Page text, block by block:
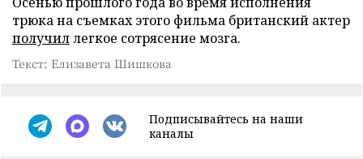
трюка на съемках этого фильма британский актер
получиллегкое сотрясение мозга.
Текст: Елизавета Шишкова
Подписывайтесь на наши
каналы